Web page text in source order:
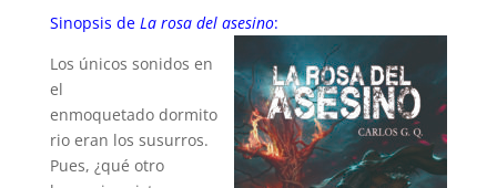
Sinopsis de La rosa del asesino:
Los únicos sonidos en
el
enmoquetado dormito
rio eran los susurros.
Pues, ¿qué otro